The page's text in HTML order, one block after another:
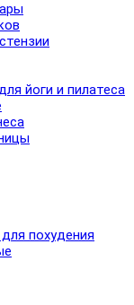
йоги и пилатеса
похудения